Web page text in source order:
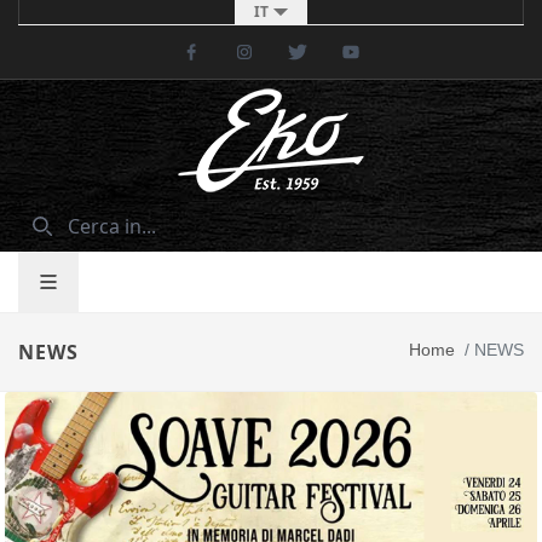
IT
FacebookInstagramTwitter
NEWS Home / NEWS